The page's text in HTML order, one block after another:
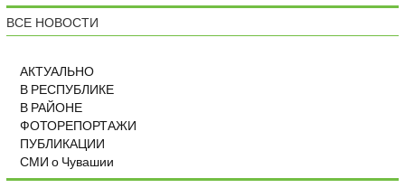
ВСЕ НОВОСТИ
АКТУАЛЬНО
В РЕСПУБЛИКЕ
В РАЙОНЕ
ФОТОРЕПОРТАЖИ
ПУБЛИКАЦИИ
СМИ о Чувашии